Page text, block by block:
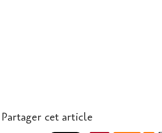
Partager cet article